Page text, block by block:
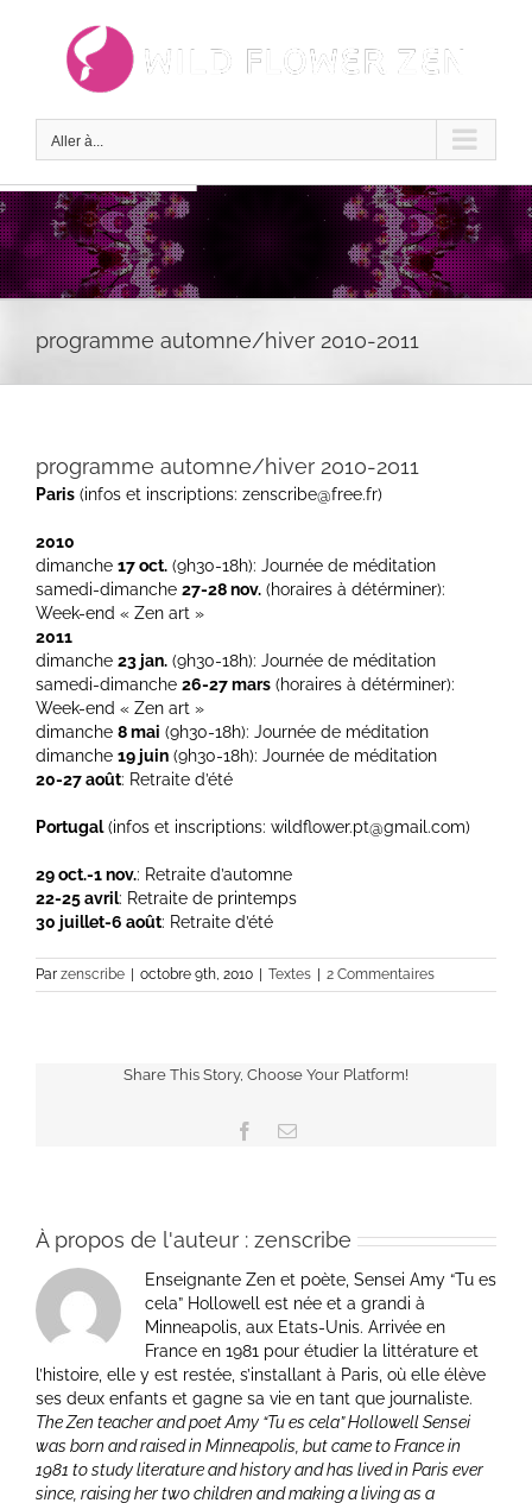
Aller à...
programme automne/hiver 2010-2011
programme automne/hiver 2010-2011
Paris (infos et inscriptions: zenscribe@free.fr)
2010
dimanche 17 oct. (9h30-18h): Journée de méditation
samedi-dimanche 27-28 nov. (horaires à détérminer):
Week-end « Zen art »
2011
dimanche 23 jan. (9h30-18h): Journée de méditation
samedi-dimanche 26-27 mars (horaires à détérminer):
Week-end « Zen art »
dimanche 8 mai (9h30-18h): Journée de méditation
dimanche 19 juin (9h30-18h): Journée de méditation
20-27 août: Retraite d’été
Portugal(infos et inscriptions: wildflower.pt@gmail.com)
29 oct.-1 nov.: Retraite d’automne
22-25 avril: Retraite de printemps
30 juillet-6 août: Retraite d’été
Par zenscribe octobre 9th, 2010 Textes 2 Commentaires
Share This Story, Choose Your Platform!
Facebook
Email
À propos de l'auteur : zenscribe
Enseignante Zen et poète, Sensei Amy “Tu es
cela” Hollowell est née et a grandi à
Minneapolis, aux Etats-Unis. Arrivée en
France en 1981 pour étudier la littérature et
l’histoire, elle y est restée, s’installant à Paris, où elle élève
ses deux enfants et gagne sa vie en tant que journaliste.
The Zen teacher and poet Amy “Tu es cela” Hollowell Sensei
was born and raised in Minneapolis, but came to France in
1981 to study literature and history and has lived in Paris ever
since, raising her two children and making a living as a